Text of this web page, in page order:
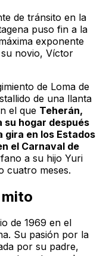
de tránsito en la
puso fin a la
exponente
novio, Víctor
de Loma de
de una llanta
el que Teherán,
su hogar después
en los Estados
el Carnaval de
a su hijo Yuri
cuatro meses.
de 1969 en el
Su pasión por la
por su padre,